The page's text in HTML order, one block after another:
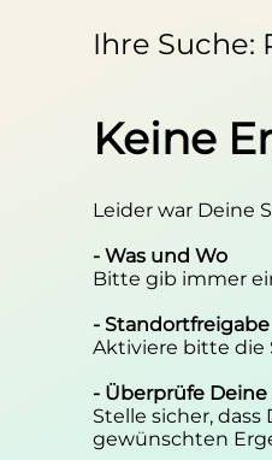
Ihre Suche:
Keine
Leider war Deine
- Was und Wo
Bitte gib immer
- Standortfreigabe
Aktiviere bitte die
- Überprüfe
Stelle sicher,
gewünschten